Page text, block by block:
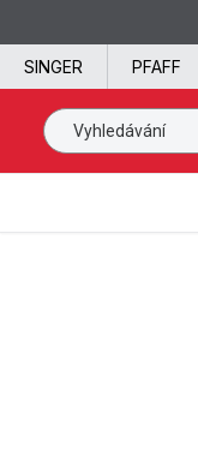
SINGER PFAFF
Vyhledávání SVP